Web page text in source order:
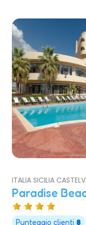
ITALIA SICILIA
Paradise
Punteggio clienti 8